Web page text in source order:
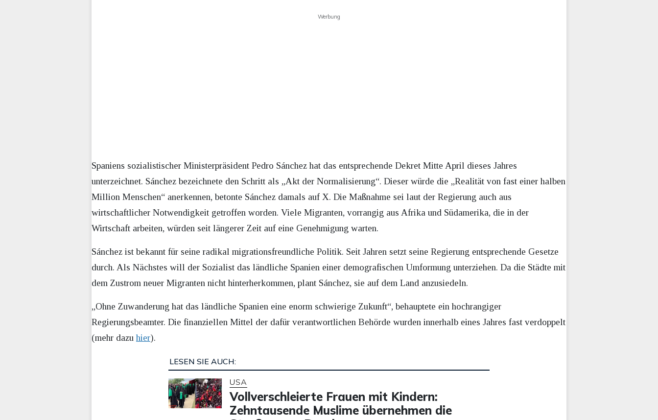
Werbung
Spaniens sozialistischer Ministerpräsident Pedro Sánchez hat das entsprechende Dekret Mitte April dieses Jahres
unterzeichnet. Sánchez bezeichnete den Schritt als „Akt der Normalisierung“. Dieser würde die „Realität von fast einer halben
Million Menschen“ anerkennen, betonte Sánchez damals auf X. Die Maßnahme sei laut der Regierung auch aus
wirtschaftlicher Notwendigkeit getroffen worden. Viele Migranten, vorrangig aus Afrika und Südamerika, die in der
Wirtschaft arbeiten, würden seit längerer Zeit auf eine Genehmigung warten.
Sánchez ist bekannt für seine radikal migrationsfreundliche Politik. Seit Jahren setzt seine Regierung entsprechende Gesetze
durch. Als Nächstes will der Sozialist das ländliche Spanien einer demografischen Umformung unterziehen. Da die Städte mit
dem Zustrom neuer Migranten nicht hinterherkommen, plant Sánchez, sie auf dem Land anzusiedeln.
„Ohne Zuwanderung hat das ländliche Spanien eine enorm schwierige Zukunft“, behauptete ein hochrangiger
Regierungsbeamter. Die finanziellen Mittel der dafür verantwortlichen Behörde wurden innerhalb eines Jahres fast verdoppelt
(mehr dazuhier).
LESEN SIE AUCH:
USA
Vollverschleierte Frauen mit Kindern:
Zehntausende Muslime übernehmen die